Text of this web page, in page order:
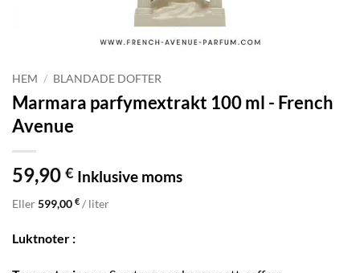
HEM / BLANDADE DOFTER
Marmara parfymextrakt 100 ml - French
Avenue
59,90 € Inklusive moms
Eller599,00 € / liter
Luktnoter :